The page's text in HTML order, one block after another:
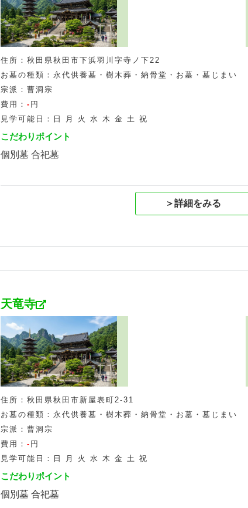
住所：秋田県秋田市下浜羽川字寺ノ下22
お墓の種類：永代供養墓・樹木葬・納骨堂・お墓・墓じまい
宗派：曹洞宗
費用： - 円
見学可能日：日 月 火 水 木 金 土 祝
こだわりポイント
個別墓 合祀墓
＞詳細をみる
天竜寺
住所：秋田県秋田市新屋表町2-31
お墓の種類：永代供養墓・樹木葬・納骨堂・お墓・墓じまい
宗派：曹洞宗
費用： - 円
見学可能日：日 月 火 水 木 金 土 祝
こだわりポイント
個別墓 合祀墓